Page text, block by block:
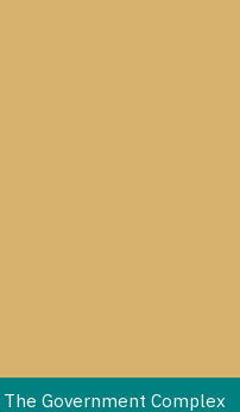
Government Complex